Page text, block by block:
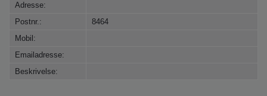
Adresse:
Postnr.:
8464
Mobil:
Emailadresse:
Beskrivelse: